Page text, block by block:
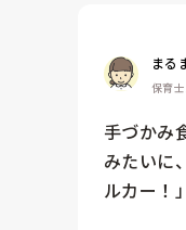
まる
保育
手づかみ
みたいに
ルカー！